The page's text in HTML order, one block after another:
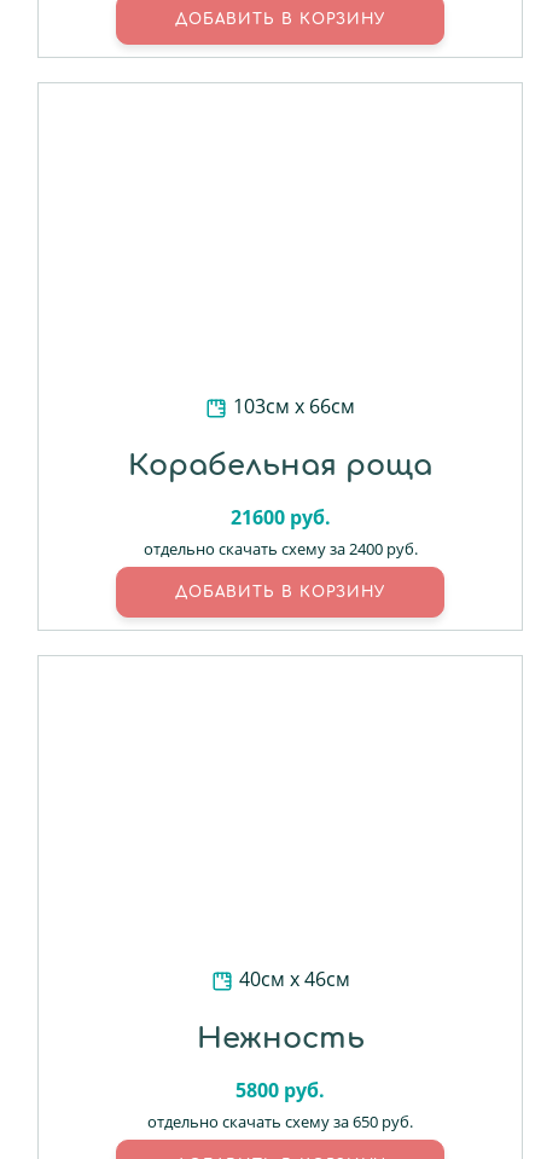
103см х 66см
Корабельная роща
21600 руб.
отдельно скачать схему за 2400 руб.
40см х 46см
Нежность
5800 руб.
отдельно скачать схему за 650 руб.